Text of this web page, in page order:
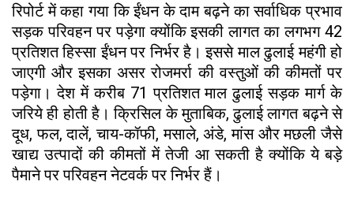
रिपोर्ट में कहा गया कि ईंधन के दाम बढ़ने का सर्वाधिक प्रभाव
सड़क परिवहन पर पड़ेगा क्योंकि इसकी लागत का लगभग 42
प्रतिशत हिस्सा ईंधन पर निर्भर है। इससे माल ढुलाई महंगी हो
जाएगी और इसका असर रोजमर्रा की वस्तुओं की कीमतों पर
पड़ेगा। देश में करीब 71 प्रतिशत माल ढुलाई सड़क मार्ग के
जरिये ही होती है। क्रिसिल के मुताबिक, ढुलाई लागत बढ़ने से
दूध, फल, दालें, चाय-कॉफी, मसाले, अंडे, मांस और मछली जैसे
खाद्य उत्पादों की कीमतों में तेजी आ सकती है क्योंकि ये बड़े
पैमाने पर परिवहन नेटवर्क पर निर्भर हैं।